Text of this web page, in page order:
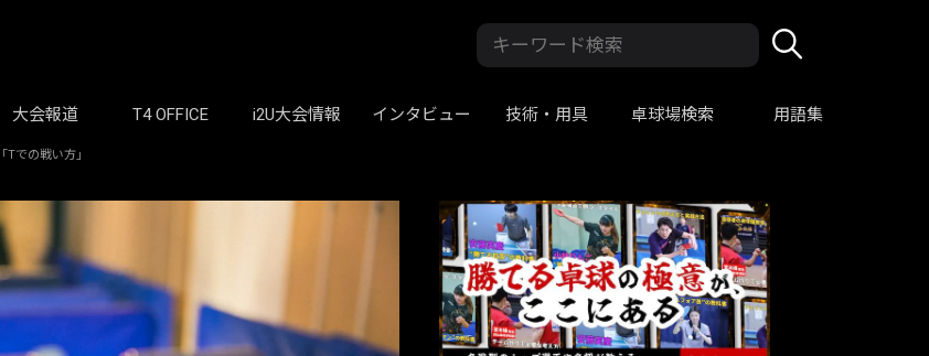
大会報道 T4 OFFICE i2U大会情報 インタビュー 技術・用具 卓球場検索 用語集
での戦い方」